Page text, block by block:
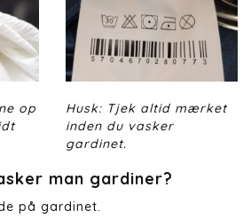
op
Husk: Tjek altid mærket
inden du vasker
gardinet.
man gardiner?
på gardinet.